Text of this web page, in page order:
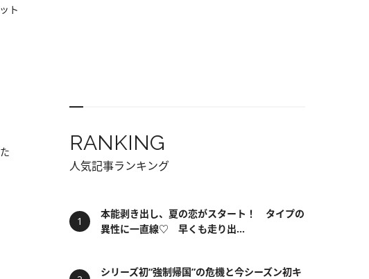
ト
RANKING
人気記事ランキング
本能剥き出し、夏の恋がスタート！ タイプの
異性に一直線♡ 早くも走り出...
シリーズ初“強制帰国”の危機と今シーズン初キ